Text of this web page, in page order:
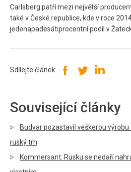
Carlsberg patří mezi největší
také v České republice, kde v roce
jedenapadesátiprocentní podíl v
Sdílejte článek:
Související články
Budvar pozastavil veškerou
ruský trh
Kommersant: Rusku se nedaří